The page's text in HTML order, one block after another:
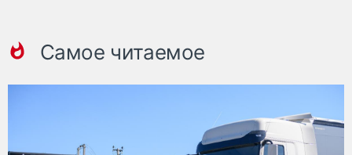
Самое читаемое